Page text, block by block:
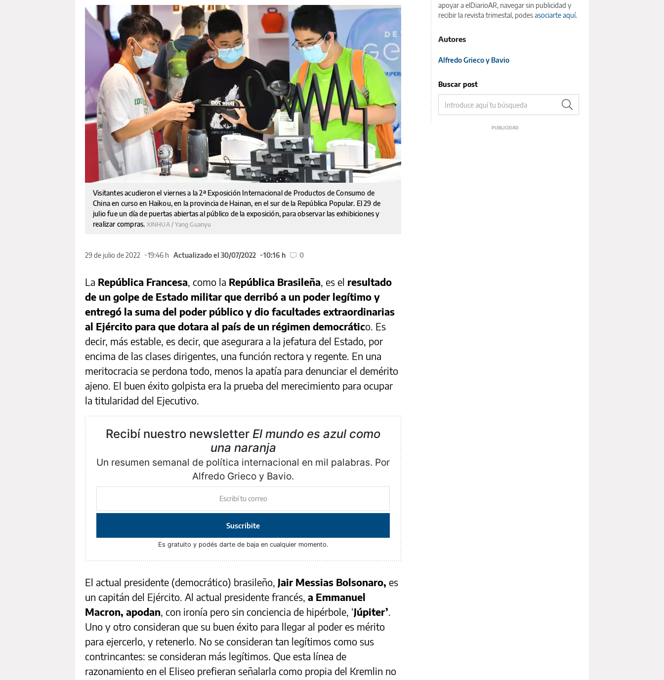
Visitantes acudieron el viernes a la 2ª Exposición Internacional de Productos de Consumo de
China en curso en Haikou, en la provincia de Hainan, en el sur de la República Popular. El 29 de
julio fue un día de puertas abiertas al público de la exposición, para observar las exhibiciones y
realizar compras. XINHUA / Yang Guanyu
29 de julio de 2022 19:46 h Actualizado el 30/07/2022 10:16 h 0
La República Francesa, como la República Brasileña, es el resultado
de un golpe de Estado militar que derribó a un poder legítimo y
entregó la suma del poder público y dio facultades extraordinarias
al Ejército para que dotara al país de un régimen democrático. Es
decir, más estable, es decir, que asegurara a la jefatura del Estado, por
encima de las clases dirigentes, una función rectora y regente. En una
meritocracia se perdona todo, menos la apatía para denunciar el demérito
ajeno. El buen éxito golpista era la prueba del merecimiento para ocupar
la titularidad del Ejecutivo.
Recibí nuestro newsletter El mundo es azul como
una naranja
Un resumen semanal de política internacional en mil palabras. Por
Alfredo Grieco y Bavio.
Suscribite
Es gratuito y podés darte de baja en cualquier momento.
El actual presidente (democrático) brasileño, Jair Messias Bolsonaro, es
un capitán del Ejército. Al actual presidente francés, a Emmanuel
Macron, apodan, con ironía pero sin conciencia de hipérbole, ‘Júpiter’.
Uno y otro consideran que su buen éxito para llegar al poder es mérito
para ejercerlo, y retenerlo. No se consideran tan legítimos como sus
contrincantes: se consideran más legítimos. Que esta línea de
razonamiento en el Eliseo prefieran señalarla como propia del Kremlin no
apoyar a elDiarioAR, navegar sin publicidad y
recibir la revista trimestal, podesasociarte aquí.
Autores
Alfredo Grieco y Bavio
Buscar post